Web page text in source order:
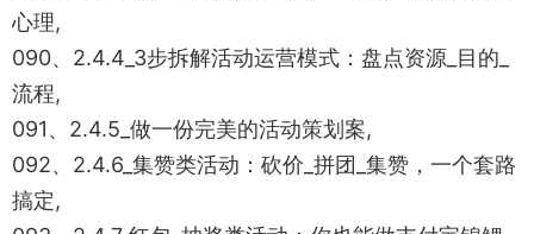
心理,
090、2.4.4_3步拆解活动运营模式：盘点资源_目的_
流程,
091、2.4.5_做一份完美的活动策划案,
092、2.4.6_集赞类活动：砍价_拼团_集赞，一个套路
搞定,